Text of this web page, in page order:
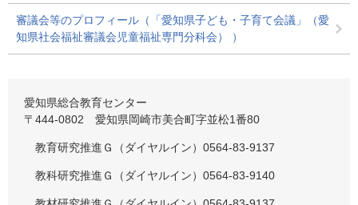
審議会等のプロフィール（「愛知県子ども・子育て会議」（愛
知県社会福祉審議会児童福祉専門分科会） ）
愛知県総合教育センター
〒444-0802 愛知県岡崎市美合町字並松1番80
教育研究推進Ｇ（ダイヤルイン）0564-83-9137
教科研究推進Ｇ（ダイヤルイン）0564-83-9140